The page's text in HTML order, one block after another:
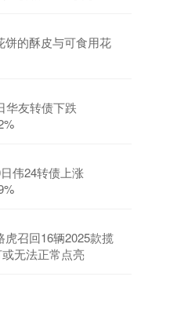
饼的酥皮与可食用花
华友转债下跌
伟24转债上涨
召回16辆2025款揽
无法正常点亮